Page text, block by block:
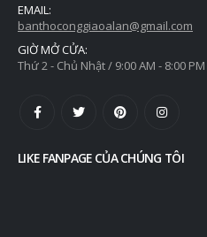
EMAIL:
banthoconggiaoalan@gmail.com
GIỜ MỞ CỬA:
Thứ 2 - Chủ Nhật / 9:00 AM - 8:00 PM
LIKE FANPAGE CỦA CHÚNG TÔI